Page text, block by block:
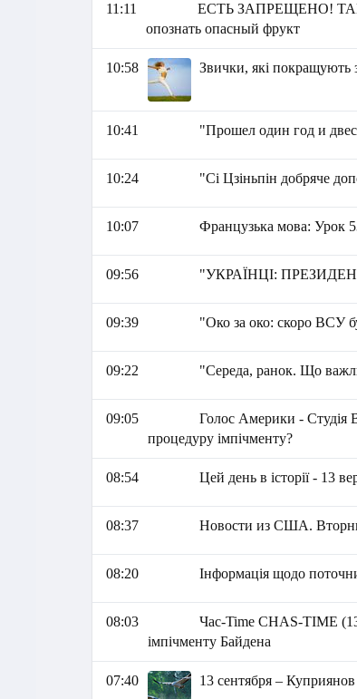
11:11
ЕСТЬ ЗАПРЕЩЕНО!
опознать опасный фрукт
10:58 Звички, які покращують
10:41 "Прошел один год и
10:24 "Сі Цзіньпін добряче
10:07 Французька мова: Урок
09:56 "УКРАЇНЦІ:
09:39 "Око за око: скоро ВСУ
09:22 "Середа, ранок. Що
09:05
Голос Америки - Студія
процедуру імпічменту?
08:54 Цей день в історії - 13
08:37 Новости из США.
08:20 Інформація щодо
08:03
Час-Time CHAS-TIME
імпічменту Байдена
07:40 13 сентября –